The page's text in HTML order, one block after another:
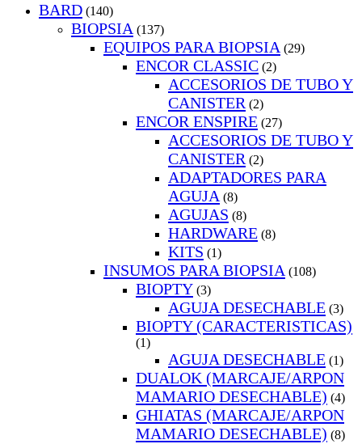
BARD (140)
BIOPSIA (137)
EQUIPOS PARA BIOPSIA (29)
ENCOR CLASSIC (2)
ACCESORIOS DE TUBO Y
CANISTER (2)
ENCOR ENSPIRE (27)
ACCESORIOS DE TUBO Y
CANISTER (2)
ADAPTADORES PARA
AGUJA (8)
AGUJAS (8)
HARDWARE (8)
KITS (1)
INSUMOS PARA BIOPSIA (108)
BIOPTY (3)
AGUJA DESECHABLE (3)
BIOPTY (CARACTERISTICAS)
(1)
AGUJA DESECHABLE (1)
DUALOK (MARCAJE/ARPON
MAMARIO DESECHABLE) (4)
GHIATAS (MARCAJE/ARPON
MAMARIO DESECHABLE) (8)